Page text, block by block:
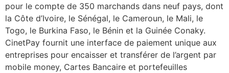
pour le compte de 350 marchands dans neuf pays, dont
la Côte d’Ivoire, le Sénégal, le Cameroun, le Mali, le
Togo, le Burkina Faso, le Bénin et la Guinée Conaky.
CinetPay fournit une interface de paiement unique aux
entreprises pour encaisser et transférer de l’argent par
mobile money, Cartes Bancaire et portefeuilles